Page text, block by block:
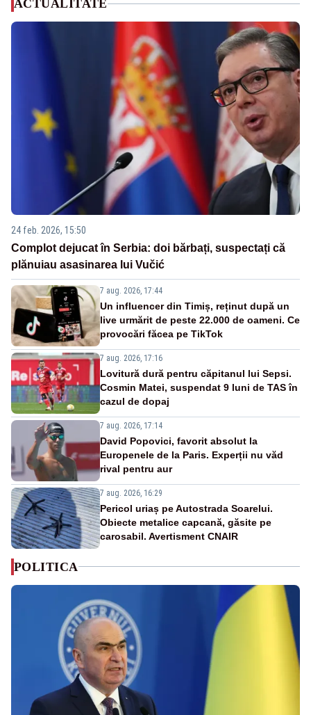
ACTUALITATE
24 feb. 2026, 15:50
Complot dejucat în Serbia: doi bărbați, suspectați că
plănuiau asasinarea lui Vučić
7 aug. 2026, 17:44
Un influencer din Timiș, reținut după un
live urmărit de peste 22.000 de oameni. Ce
provocări făcea pe TikTok
7 aug. 2026, 17:16
Lovitură dură pentru căpitanul lui Sepsi.
Cosmin Matei, suspendat 9 luni de TAS în
cazul de dopaj
7 aug. 2026, 17:14
David Popovici, favorit absolut la
Europenele de la Paris. Experții nu văd
rival pentru aur
7 aug. 2026, 16:29
Pericol uriaș pe Autostrada Soarelui.
Obiecte metalice capcană, găsite pe
carosabil. Avertisment CNAIR
POLITICA